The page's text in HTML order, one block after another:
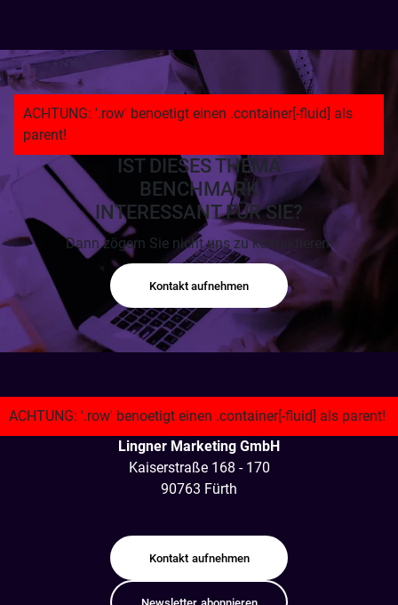
IST DIESES THEMA
BENCHMARK
INTERESSANT FÜR SIE?
Dann zögern Sie nicht uns zu kontaktieren!
Kontakt aufnehmen
Lingner Marketing GmbH
Kaiserstraße 168 - 170
90763 Fürth
Kontakt aufnehmen
Newsletter abonnieren